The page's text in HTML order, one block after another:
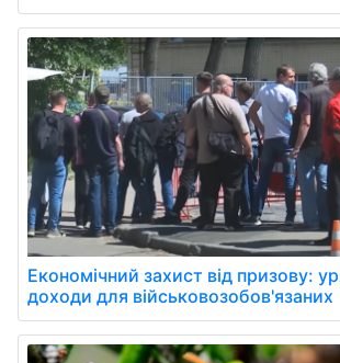
Економічний захист від призову:
доходи для військовозобов'язаних